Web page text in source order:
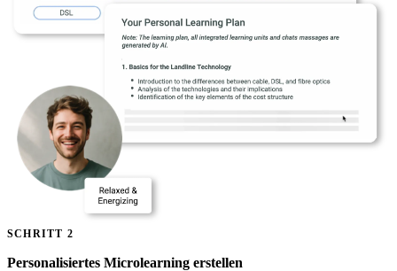
SCHRITT 2
Personalisiertes Microlearning erstellen